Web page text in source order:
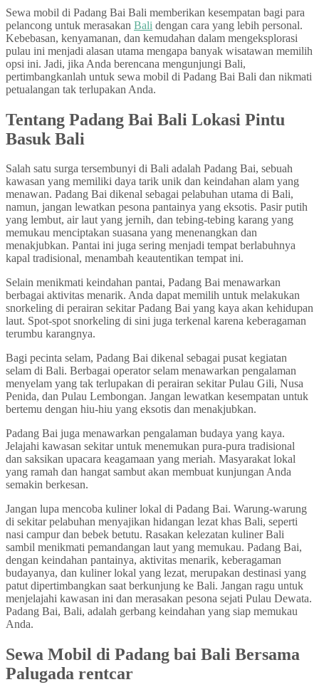
Sewa mobil di Padang Bai Bali memberikan kesempatan bagi para
pelancong untuk merasakan Bali dengan cara yang lebih personal.
Kebebasan, kenyamanan, dan kemudahan dalam mengeksplorasi
pulau ini menjadi alasan utama mengapa banyak wisatawan memilih
opsi ini. Jadi, jika Anda berencana mengunjungi Bali,
pertimbangkanlah untuk sewa mobil di Padang Bai Bali dan nikmati
petualangan tak terlupakan Anda.
Tentang Padang Bai Bali Lokasi Pintu
Basuk Bali
Salah satu surga tersembunyi di Bali adalah Padang Bai, sebuah
kawasan yang memiliki daya tarik unik dan keindahan alam yang
menawan. Padang Bai dikenal sebagai pelabuhan utama di Bali,
namun, jangan lewatkan pesona pantainya yang eksotis. Pasir putih
yang lembut, air laut yang jernih, dan tebing-tebing karang yang
memukau menciptakan suasana yang menenangkan dan
menakjubkan. Pantai ini juga sering menjadi tempat berlabuhnya
kapal tradisional, menambah keautentikan tempat ini.
Selain menikmati keindahan pantai, Padang Bai menawarkan
berbagai aktivitas menarik. Anda dapat memilih untuk melakukan
snorkeling di perairan sekitar Padang Bai yang kaya akan kehidupan
laut. Spot-spot snorkeling di sini juga terkenal karena keberagaman
terumbu karangnya.
Bagi pecinta selam, Padang Bai dikenal sebagai pusat kegiatan
selam di Bali. Berbagai operator selam menawarkan pengalaman
menyelam yang tak terlupakan di perairan sekitar Pulau Gili, Nusa
Penida, dan Pulau Lembongan. Jangan lewatkan kesempatan untuk
bertemu dengan hiu-hiu yang eksotis dan menakjubkan.
Padang Bai juga menawarkan pengalaman budaya yang kaya.
Jelajahi kawasan sekitar untuk menemukan pura-pura tradisional
dan saksikan upacara keagamaan yang meriah. Masyarakat lokal
yang ramah dan hangat sambut akan membuat kunjungan Anda
semakin berkesan.
Jangan lupa mencoba kuliner lokal di Padang Bai. Warung-warung
di sekitar pelabuhan menyajikan hidangan lezat khas Bali, seperti
nasi campur dan bebek betutu. Rasakan kelezatan kuliner Bali
sambil menikmati pemandangan laut yang memukau. Padang Bai,
dengan keindahan pantainya, aktivitas menarik, keberagaman
budayanya, dan kuliner lokal yang lezat, merupakan destinasi yang
patut dipertimbangkan saat berkunjung ke Bali. Jangan ragu untuk
menjelajahi kawasan ini dan merasakan pesona sejati Pulau Dewata.
Padang Bai, Bali, adalah gerbang keindahan yang siap memukau
Anda.
Sewa Mobil di Padang bai Bali Bersama
Palugada rentcar